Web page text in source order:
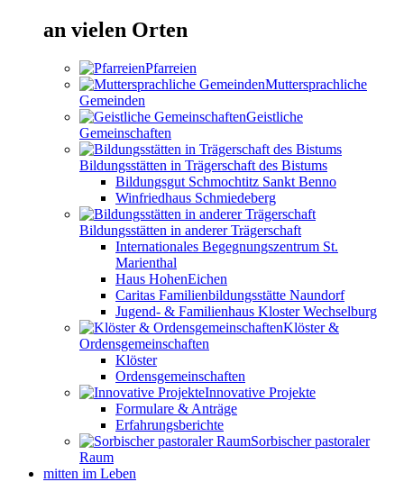
an vielen Orten
Pfarreien
Muttersprachliche
Gemeinden
Geistliche
Gemeinschaften
Bildungsstätten in Trägerschaft des Bistums
Bildungsgut Schmochtitz Sankt Benno
Winfriedhaus Schmiedeberg
Bildungsstätten in anderer Trägerschaft
Internationales Begegnungszentrum St.
Marienthal
Haus HohenEichen
Caritas Familienbildungsstätte Naundorf
Jugend- & Familienhaus Kloster Wechselburg
Klöster &
Ordensgemeinschaften
Klöster
Ordensgemeinschaften
Innovative Projekte
Formulare & Anträge
Erfahrungsberichte
Sorbischer pastoraler
Raum
mitten im Leben